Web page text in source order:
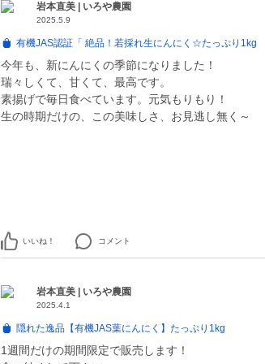
岩本直美 | いろや農園
2025.5.9
有機JAS認証「 絶品！若採れ生にんにく☆たっぷり1kg
今年も、新にんにくの季節になりました！
瑞々しくて、甘くて、最高です。
素揚げで毎日食べています。元気もりもり！
生の時期だけの、この美味しさ、お見逃し無く～
いいね！ コメント
岩本直美 | いろや農園
2025.4.1
隠れた逸品【有機JAS葉にんにく】たっぷり1kg
1週間だけの期間限定で販売します！